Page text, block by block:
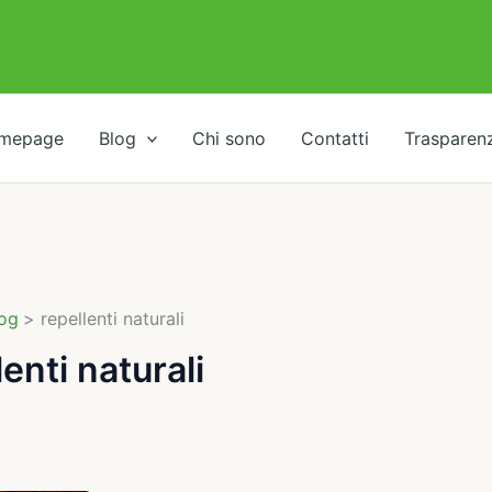
Blog Chi sono Contatti
repellenti naturali
naturali